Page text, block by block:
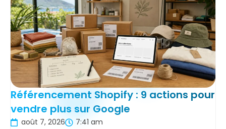
Référencement Shopify : 9 actions pour
vendre plus sur Google
août 7, 2026 7:41 am